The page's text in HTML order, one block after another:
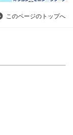
このページのトップへ